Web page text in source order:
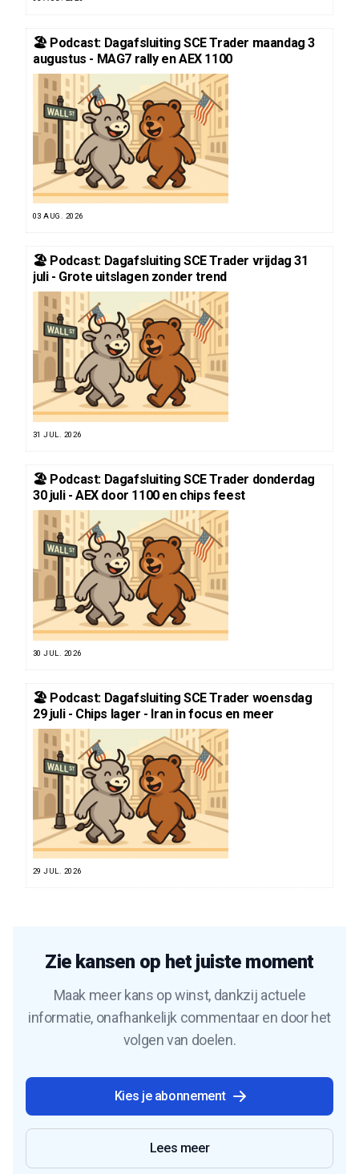
🏖️ Podcast: Dagafsluiting SCE Trader maandag 3
augustus - MAG7 rally en AEX 1100
03 AUG. 2026
🏖️ Podcast: Dagafsluiting SCE Trader vrijdag 31
juli - Grote uitslagen zonder trend
31 JUL. 2026
🏖️ Podcast: Dagafsluiting SCE Trader donderdag
30 juli - AEX door 1100 en chips feest
30 JUL. 2026
🏖️ Podcast: Dagafsluiting SCE Trader woensdag
29 juli - Chips lager - Iran in focus en meer
29 JUL. 2026
Zie kansen op het juiste moment
Maak meer kans op winst, dankzij actuele
informatie, onafhankelijk commentaar en door het
volgen van doelen.
Kies je abonnement
Lees meer